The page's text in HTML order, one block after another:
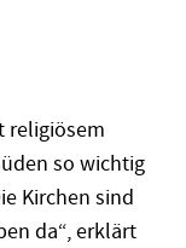
religiösem
so wichtig
Kirchen sind
da“, erklärt